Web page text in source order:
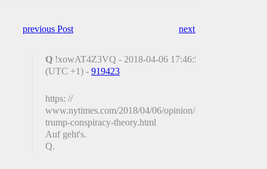
previous Post next Post
Q !xowAT4Z3VQ - 2018-04-06 17:46:52
(UTC +1) - 919423
https: //
www.nytimes.com/2018/04/06/opinion/qanon-
trump-conspiracy-theory.html
Auf geht's.
Q.